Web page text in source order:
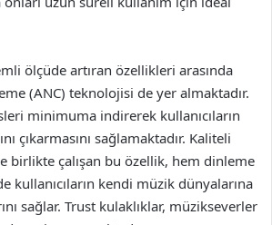
ölçüde artıran özellikleri arasında
(ANC) teknolojisi de yer almaktadır.
minimuma indirerek kullanıcıların
çıkarmasını sağlamaktadır. Kaliteli
birlikte çalışan bu özellik, hem dinleme
kullanıcıların kendi müzik dünyalarına
sağlar. Trust kulaklıklar, müzikseverler